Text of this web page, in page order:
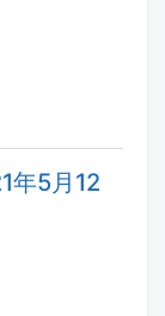
年5月12